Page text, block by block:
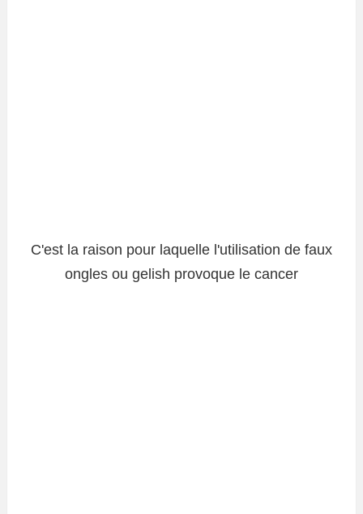
C'est la raison pour laquelle l'utilisation de faux
ongles ou gelish provoque le cancer